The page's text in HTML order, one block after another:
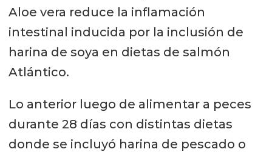
Aloe vera reduce la inflamación
intestinal inducida por la inclusión de
harina de soya en dietas de salmón
Atlántico.
Lo anterior luego de alimentar a peces
durante 28 días con distintas dietas
donde se incluyó harina de pescado o